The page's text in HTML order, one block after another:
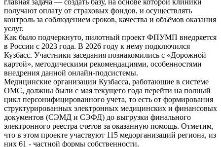
получают оплату от страховых фондов, и осуществлять
контроль за соблюдением сроков, качества и объёмов оказания
услуг.
Как было подчеркнуто, пилотный проект ФПУМП внедряется
в России с 2023 года. В 2026 году к нему подключился
Кузбасс. Участники заседания познакомились с «Дорожной
картой», методическими рекомендациями, особенностями
внедрения данной онлайн-подсистемы.
Медицинские организации Кузбасса, работающие в системе
ОМС, должны были с мая текущего года перейти на полный
цикл персонифицированного учета, то есть от формирования
структурированных электронных медицинских и финансовых
документов (СЭМД и СЭФД) до выгрузки финального
электронного реестра счетов за оказанную помощь. Отметим,
что в этом проекте участвуют 115 медорганизаций региона, из
них 61 - частной формы собственности.